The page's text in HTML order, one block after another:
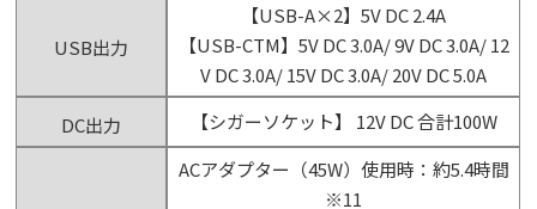
USB出力
【USB-A×2】5V DC 2.4A
【USB-CTM】5V DC 3.0A/ 9V DC 3.0A/ 12
V DC 3.0A/ 15V DC 3.0A/ 20V DC 5.0A
DC出力
【シガーソケット】 12V DC 合計100W
ACアダプター（45W）使用時：約5.4時間
※11